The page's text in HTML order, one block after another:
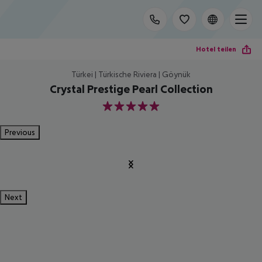
Hotel teilen
Türkei | Türkische Riviera | Göynük
Crystal Prestige Pearl Collection
5
Previous
Next